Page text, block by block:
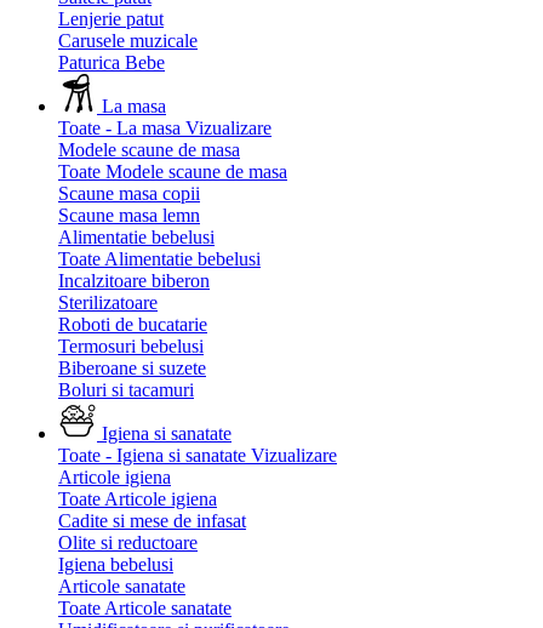
Lenjerie patut
Carusele muzicale
Paturica Bebe
La masa
Toate - La masa Vizualizare
Modele scaune de masa
Toate Modele scaune de masa
Scaune masa copii
Scaune masa lemn
Alimentatie bebelusi
Toate Alimentatie bebelusi
Incalzitoare biberon
Sterilizatoare
Roboti de bucatarie
Termosuri bebelusi
Biberoane si suzete
Boluri si tacamuri
Igiena si sanatate
Toate - Igiena si sanatate Vizualizare
Articole igiena
Toate Articole igiena
Cadite si mese de infasat
Olite si reductoare
Igiena bebelusi
Articole sanatate
Toate Articole sanatate